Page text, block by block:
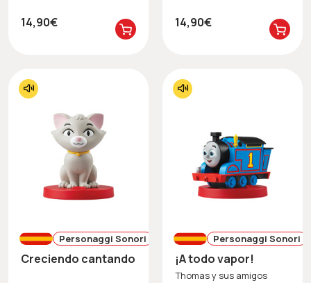
14,90€ 14,90€
Personaggi Sonori
Creciendo cantando
Personaggi Sonori
¡A todo vapor!
Thomas y sus amigos